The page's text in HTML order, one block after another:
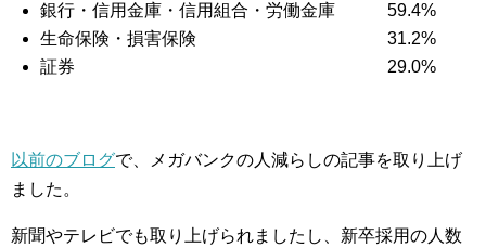
銀行・信用金庫・信用組合・労働金庫 59.4%
生命保険・損害保険 31.2%
証券 29.0%
以前のブログで、メガバンクの人減らしの記事を取り上げ
ました。
新聞やテレビでも取り上げられましたし、新卒採用の人数